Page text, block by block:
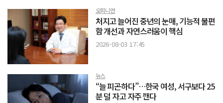
오피니언
처지고 늘어진 중년의 눈매, 기능적 불편
함 개선과 자연스러움이 핵심
2026-08-03 17:45
뉴스
“늘 피곤하다”…한국 여성, 서구보다 25
분 덜 자고 자주 깬다